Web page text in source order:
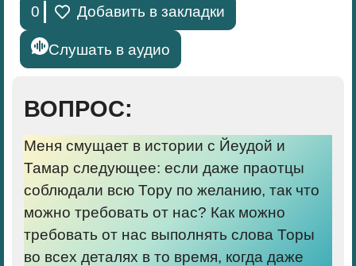
0 Добавить в закладки
Слушать в аудио
ВОПРОС:
Меня смущает в истории с Йеудой и
Тамар следующее: если даже праотцы
соблюдали всю Тору по желанию, так что
можно требовать от нас? Как можно
требовать от нас выполнять слова Торы
во всех деталях в то время, когда даже